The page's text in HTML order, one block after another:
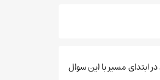
ابتدای مسیر با این سوال